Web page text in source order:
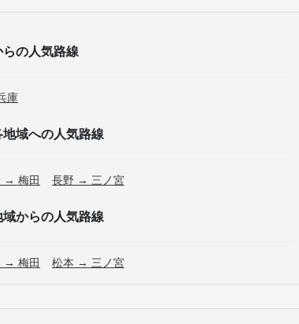
らの人気路線
庫
地域への人気路線
→ 梅田 長野 → 三ノ宮
域からの人気路線
→ 梅田 松本 → 三ノ宮